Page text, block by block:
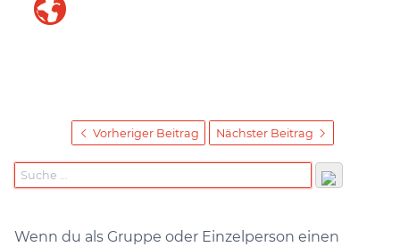
Vorheriger Beitrag Nächster Beitrag
Wenn du als Gruppe oder Einzelperson einen